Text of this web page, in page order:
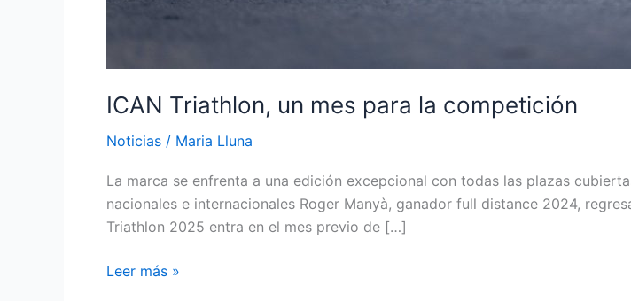
ICAN Triathlon, un mes para la competición
Noticias / Maria Lluna
La marca se enfrenta a una edición excepcional con todas las plazas
nacionales e internacionales Roger Manyà, ganador full distance 2024,
Triathlon 2025 entra en el mes previo de […]
Leer más »